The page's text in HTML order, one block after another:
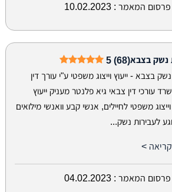
פרסום המאמר : 10.02.2023
נשק בצבא5 (68)
בצבא - ייעוץ וייצוג משפטי ע"י עורך דין
עורכי דין צבאי גיא פלנטר מעניק ייעוץ
משפטי לחיילים, אנשי קבע וואנשי מילואים
לעבירות נשק...
>
פרסום המאמר : 04.02.2023